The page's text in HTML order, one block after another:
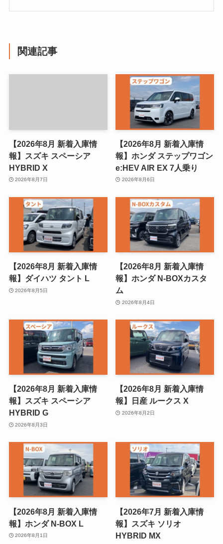
関連記事
【2026年8月 新着入庫情
報】スズキ スペーシア
HYBRID X
2026年8月7日
【2026年8月 新着入庫情
報】ホンダ ステップワゴン
e:HEV AIR EX 7人乗り
2026年8月6日
【2026年8月 新着入庫情
報】ダイハツ タント L
2026年8月5日
【2026年8月 新着入庫情
報】ホンダ N-BOXカスタ
ム
2026年8月4日
【2026年8月 新着入庫情
報】スズキ スペーシア
HYBRID G
2026年8月3日
【2026年8月 新着入庫情
報】日産 ルークス X
2026年8月2日
【2026年8月 新着入庫情
報】ホンダ N-BOX L
2026年8月1日
【2026年7月 新着入庫情
報】スズキ ソリオ
HYBRID MX